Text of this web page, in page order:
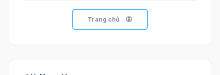
Trang chủ